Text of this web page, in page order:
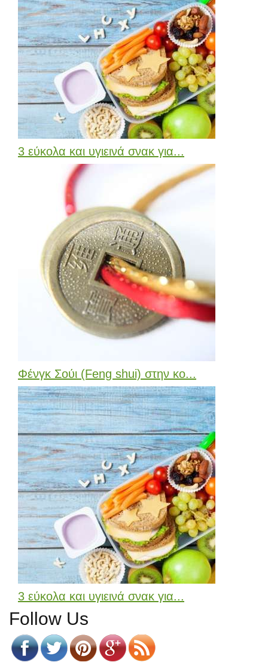
3 εύκολα και υγιεινά σνακ για...
Φένγκ Σούι (Feng shui) στην κο...
3 εύκολα και υγιεινά σνακ για...
Follow Us